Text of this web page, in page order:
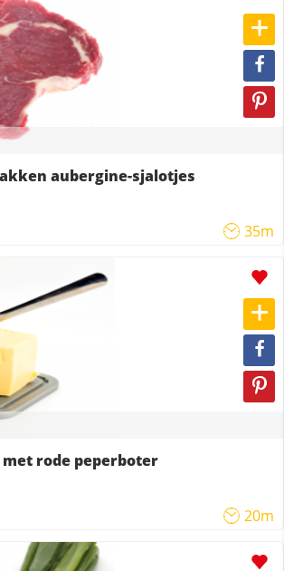
aubergine-sjalotjes
35m
rode peperboter
20m